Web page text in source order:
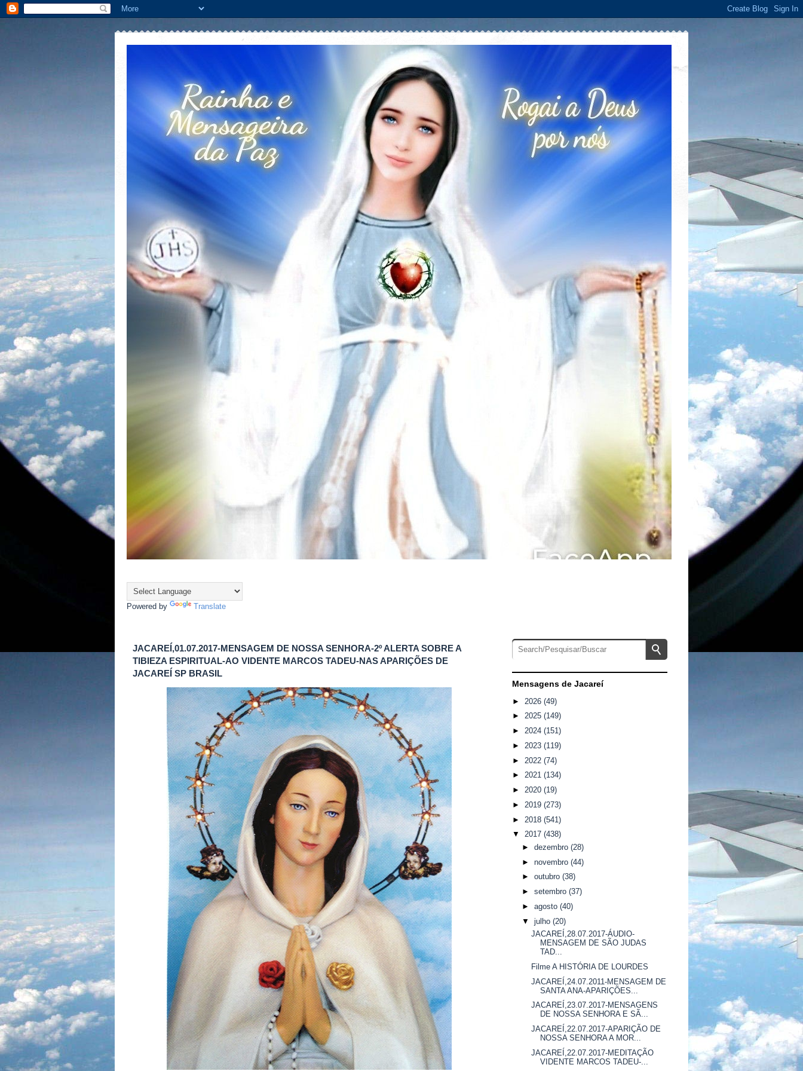
Powered by Translate
JACAREÍ,01.07.2017-MENSAGEM DE NOSSA SENHORA-2º ALERTA SOBRE A
TIBIEZA ESPIRITUAL-AO VIDENTE MARCOS TADEU-NAS APARIÇÕES DE
JACAREÍ SP BRASIL
Mensagens de Jacareí
► 2026 (49)
► 2025 (149)
► 2024 (151)
► 2023 (119)
► 2022 (74)
► 2021 (134)
► 2020 (19)
► 2019 (273)
► 2018 (541)
▼ 2017 (438)
► dezembro (28)
► novembro (44)
► outubro (38)
► setembro (37)
► agosto (40)
▼ julho (20)
JACAREÍ,28.07.2017-ÁUDIO-
MENSAGEM DE SÃO JUDAS
TAD...
Filme A HISTÓRIA DE LOURDES
JACAREÍ,24.07.2011-MENSAGEM DE
SANTA ANA-APARIÇÕES...
JACAREÍ,23.07.2017-MENSAGENS
DE NOSSA SENHORA E SÃ...
JACAREÍ,22.07.2017-APARIÇÃO DE
NOSSA SENHORA A MOR...
JACAREÍ,22.07.2017-MEDITAÇÃO
VIDENTE MARCOS TADEU-...